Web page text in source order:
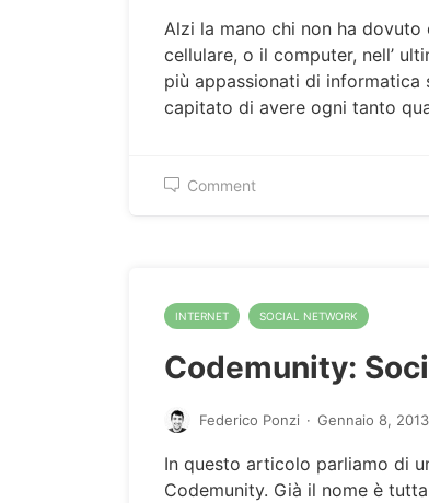
Alzi la mano chi non ha dovuto
cellulare, o il computer, nell’
più appassionati di informatica
capitato di avere ogni tanto
Comment
INTERNET SOCIAL NETWORK
Codemunity:
Federico Ponzi · Gennaio 8, 2013
In questo articolo parliamo di
Codemunity. Già il nome è